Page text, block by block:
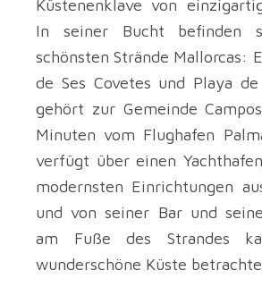
Küstenenklave von
In seiner Bucht befinden
schönsten Strände Mallorcas:
de Ses Covetes und Playa
gehört zur Gemeinde
Minuten vom Flughafen
verfügt über einen
modernsten Einrichtungen
und von seiner Bar und
am Fuße des Strandes
wunderschöne Küste